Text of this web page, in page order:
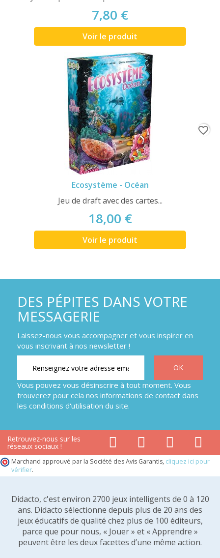
7,80 €
Voir le produit
Ecosystème - Océan
Jeu de draft avec des cartes...
18,00 €
Voir le produit
favorite_border
DES PÉPITES DANS VOTRE
MESSAGERIE
Laissez-nous vous accompagner et vous inspirer en
vous inscrivant à nos newsletter !
Vous pouvez vous désinscrire à tout moment. Vous
trouverez pour cela nos informations de contact dans
les conditions d'utilisation du site.
Retrouvez-nous sur les
réseaux sociaux !
Marchand approuvé par la Société des Avis Garantis, cliquez ici pour
vérifier.
Didacto, c'est environ 2700 jeux intelligents de 0 à 120
ans. Didacto sélectionne depuis plus de 20 ans des
jeux éducatifs de qualité chez plus de 100 éditeurs,
parce que pour nous, « Jouer » et « Apprendre »
peuvent être les deux facettes d’une même action.